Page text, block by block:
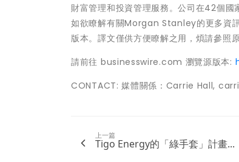
財富管理和投資管理服務。公司在42個國
如欲瞭解有關Morgan Stanley的更多資
版本。譯文僅供方便瞭解之用，煩請參照
請前往 businesswire.com 瀏覽源版本:
CONTACT: 媒體關係：Carrie Hall,
上一篇
Tigo Energy的「綠手套」計畫...